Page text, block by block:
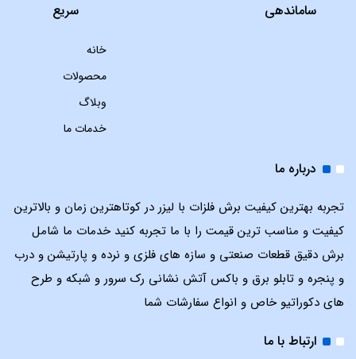
ساماندهی
سریع
خانه
محصولات
وبلاگ
خدمات ما
درباره ما
تجربه بهترین کیفیت برش فلزات با لیزر در کوتاهترین زمان و بالاترین
کیفیت و مناسب ترین قیمت را با ما تجربه کنید خدمات ما شامل
برش دقیق قطعات صنعتی و سازه های فلزی و نرده و پارتیشن و درب
و پنجره و تابلو برق و باکس آتش نشانی رک سرور و شبکه و طرح
های دکوراتیو خاص و انواع سفارشات شما
ارتباط با ما